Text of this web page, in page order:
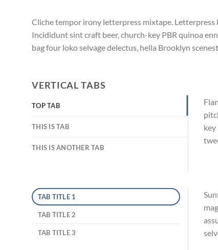
Cliche tempor irony letterpress mixtape.
Incididunt sint craft beer, church-key PBR quinoa
bag four loko selvage delectus, hella Brooklyn
VERTICAL TABS
TOP TAB
THIS IS TAB
THIS IS ANOTHER TAB
TAB TITLE 1
TAB TITLE 2
TAB TITLE 3